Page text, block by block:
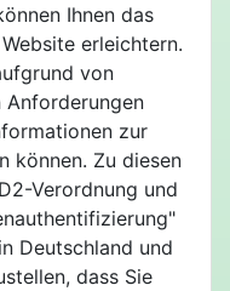
Ihnen das
erleichtern.
von
Anforderungen
zur
können. Zu diesen
Verordnung und
Deutschland und
dass Sie